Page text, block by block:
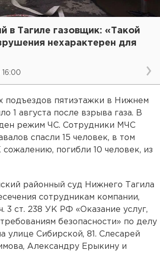
в Тагиле газовщик: «Такой
нехарактерен для
16:00
подъездов пятиэтажки в Нижнем
1 августа после взрыва газа. В
режим ЧС. Сотрудники МЧС
спасли 15 человек, в том
сожалению, погибли 10 человек, из
районный суд Нижнего Тагила
сотрудникам компании,
3 ст. 238 УК РФ «Оказание услуг,
безопасности» по делу
улице Сибирской, 81. Слесарей
Александру Ерыкину и